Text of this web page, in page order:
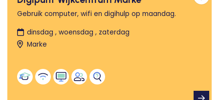
Gebruik computer, wifi en digihulp op maandag.
dinsdag , woensdag , zaterdag
Marke